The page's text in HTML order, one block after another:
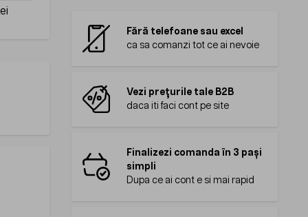
Fără telefoane sau excel
ca sa comanzi tot ce ai nevoie
Vezi prețurile tale B2B
daca iti faci cont pe site
Finalizezi comanda în 3 pași
simpli
Dupa ce ai cont e si mai rapid